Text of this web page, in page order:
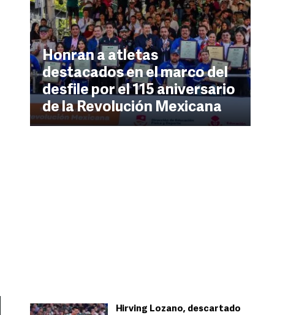
Honran a atletas
destacados en el marco del
desfile por el 115 aniversario
de la Revolución Mexicana
Hirving Lozano, descartado